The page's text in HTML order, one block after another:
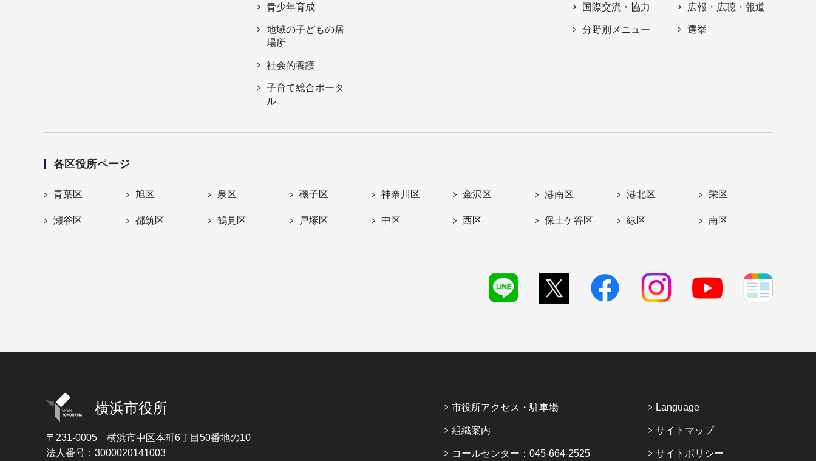
青少年育成
地域の子どもの居
場所
社会的養護
子育て総合ポータ
ル
国際交流・協力
分野別メニュー
広報・広聴・報道
選挙
各区役所ページ
青葉区 旭区 泉区 磯子区 神奈川区 金沢区 港南区 港北区 栄区
瀬谷区 都筑区 鶴見区 戸塚区 中区 西区 保土ケ谷区 緑区 南区
横浜市役所
〒231-0005 横浜市中区本町6丁目50番地の10
法人番号：3000020141003
市役所アクセス・駐車場
組織案内
コールセンター：045-664-2525
Language
サイトマップ
サイトポリシー